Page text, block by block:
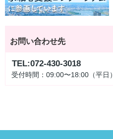
お問い合わせ先
TEL:072-430-3018
受付時間：09:00〜18:00（平日）